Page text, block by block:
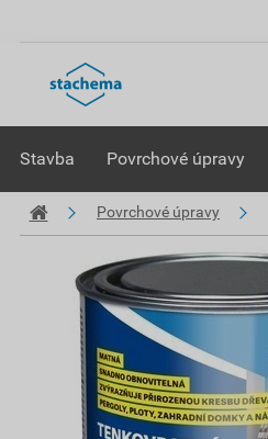
Stavba Povrchové úpravy
Povrchové úpravy